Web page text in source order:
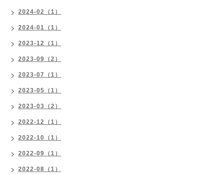
2024-02（1）
2024-01（1）
2023-12（1）
2023-09（2）
2023-07（1）
2023-05（1）
2023-03（2）
2022-12（1）
2022-10（1）
2022-09（1）
2022-08（1）